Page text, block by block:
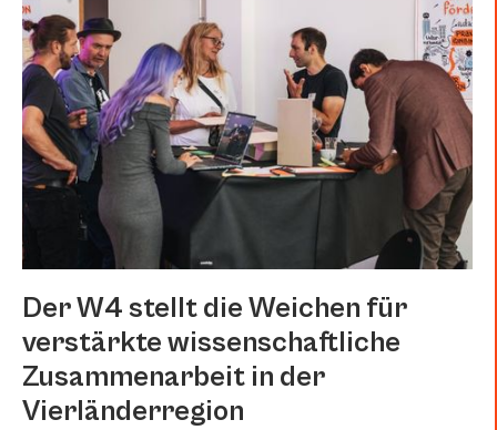
Der W4 stellt die Weichen für
verstärkte wissenschaftliche
Zusammenarbeit in der
Vierländerregion